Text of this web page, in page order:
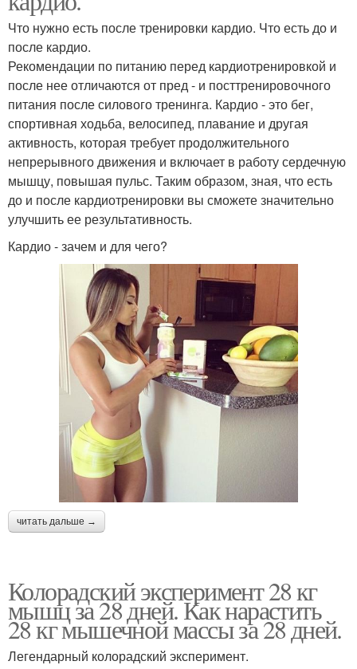
Что нужно есть после тренировки кардио. Что есть до и
после кардио.
Рекомендации по питанию перед кардиотренировкой и
после нее отличаются от пред - и посттренировочного
питания после силового тренинга. Кардио - это бег,
спортивная ходьба, велосипед, плавание и другая
активность, которая требует продолжительного
непрерывного движения и включает в работу сердечную
мышцу, повышая пульс. Таким образом, зная, что есть
до и после кардиотренировки вы сможете значительно
улучшить ее результативность.
Кардио - зачем и для чего?
читать дальше →
Колорадский эксперимент 28 кг
мышц за 28 дней. Как нарастить
28 кг мышечной массы за 28 дней.
Легендарный колорадский эксперимент.